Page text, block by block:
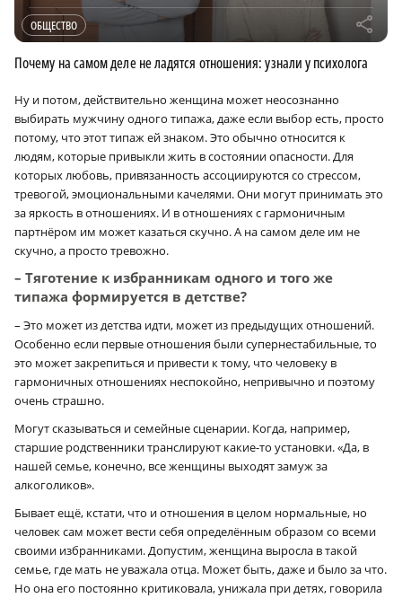
ОБЩЕСТВО r
Почему на самом деле не ладятся отношения: узнали у психолога
Ну и потом, действительно женщина может неосознанно
выбирать мужчину одного типажа, даже если выбор есть, просто
потому, что этот типаж ей знаком. Это обычно относится к
людям, которые привыкли жить в состоянии опасности. Для
которых любовь, привязанность ассоциируются со стрессом,
тревогой, эмоциональными качелями. Они могут принимать это
за яркость в отношениях. И в отношениях с гармоничным
партнёром им может казаться скучно. А на самом деле им не
скучно, а просто тревожно.
– Тяготение к избранникам одного и того же
типажа формируется в детстве?
– Это может из детства идти, может из предыдущих отношений.
Особенно если первые отношения были супернестабильные, то
это может закрепиться и привести к тому, что человеку в
гармоничных отношениях неспокойно, непривычно и поэтому
очень страшно.
Могут сказываться и семейные сценарии. Когда, например,
старшие родственники транслируют какие-то установки. «Да, в
нашей семье, конечно, все женщины выходят замуж за
алкоголиков».
Бывает ещё, кстати, что и отношения в целом нормальные, но
человек сам может вести себя определённым образом со всеми
своими избранниками. Допустим, женщина выросла в такой
семье, где мать не уважала отца. Может быть, даже и было за что.
Но она его постоянно критиковала, унижала при детях, говорила